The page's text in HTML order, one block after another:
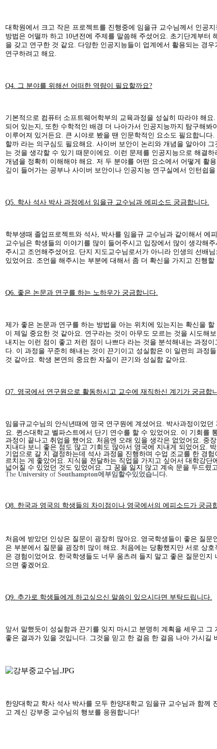
대학원에서 크고 작은 프로젝트를 진행중에 임을규 교수님께서 인공
방법은 어떨까 하고 10년전에 주제를 말씀해 주셨어요. 초기단계부터
을 갖고 연구한 것 같요. 다양한 인공지능들이 업계에서 활용되는 경
연구하려고 해요.
Q4. 그 분야를 위해선 어떠한 역량이 필요할까요?
기본적으로 컴퓨터 소프트웨어학부의 교육과정을 성실히 따라야 해
되어 있는지, 또한 수학적인 배경 더 나아가서 인공지능까지 탐구해
이루어져 있거든요. 큰 시야로 봤을 땐 인문학적인 요소도 필요합니
할까 라는 의구심도 필요해요. 사이버 보안이 논리와 개념을 알아야
는 것을 생각할 수 있기 때문이에요. 이런 문제를 인공지능으로 해결
개념을 정확히 이해해야 해요. 저 두 분야를 어떤 요소에서 어떻게 활
깊이 들어가는 공부나 사이버 보안이나 인공지능 연구실에서 인턴쉽
Q5. 학사 석사 박사 과정에서 임을규 교수님과 에피소드 궁금합니다.
학부생때 졸업프로젝트와 석사, 박사를 임을규 교수님과 같이해서 에
교수님은 학생들의 이야기를 많이 들어주시고 입장에서 많이 생각해
주시고 조언해주셨어요. 단지 지도교수님로서가 아니라 인생의 선배
있었어요. 조언을 해주시는 부분에 대해서 좀 더 확신을 가지고 진행
Q6. 좋은 논문과 연구를 하는 노하우가 궁금합니다.
제가 좋은 논문과 연구를 하는 방법을 아는 위치에 있는지는 확신을
이 제일 중요한 것 같아요. 연구라는 것이 아무도 모르는 것을 시도해
내지는 이런 점이 좋고 저런 점이 나쁘다 라는 것을 분석해내는 과정
다. 이 과정을 꾸준히 해내는 것이 끈기이고 성실함은 이 일련의 과정
것 같아요. 학생 본연의 중요한 자질이 끈기와 성실함 같아요.
Q7. 영국에서 연구원으로 활동하시고 교수에 재직하신 계기가 궁금합
임을규교수님의 안식년때에 영국 연구원에 계셨어요. 박사과정이었
요. 퀸스대학교 벨파스트에서 단기 연수를 할 수 있었어요. 이 기회를
과정이 끝나고 취업을 했어요. 처음엔 오래 있을 생각은 없었어요. 중
지내다 보니 좋은 점도 많고 기회도 많아서 영국에 지내게 되었어요.
기업으로 갈 지 결정하는데 석사 과정을 진행하며 수업 조교를 한 경
르치는 게 좋았어요. 지식을 전달하는 직업을 가지고 싶어서 대학강
넓어질 수 있었던 것도 있었어요. 그 꿈을 잃지 않고 계속 문을 두드렸
The University of Southampton에 부임할수있었습니다.
Q8. 한국과 영국의 학생들의 차이점이나 영국에서의 에피소드가 궁금
처음에 받았던 인상은 질문이 굉장히 많아요. 영국학생들이 좋은 질
은 부분에서 질문을 굉장히 많이 해요. 처음에는 당황했지만 서로 상
은 경험이었어요. 한국학생들도 너무 움츠려 들지 말고 좋은 질문인
으면 좋겠어요.
Q9. 추가로 학생들에게 하고싶으신 말씀이 있으시다면 부탁드립니다.
앞서 말했듯이 성실함과 끈기를 잊지 마시고 분명히 계획을 세우고
좋은 결과가 있을 것입니다. 그것을 믿고 한 걸음 한 걸음 나아 가시길
한양대학교 학사 석사 박사를 모두 한양대학교 임을규 교수님과 함께
고 계신 강부중 교수님의 행보를 응원합니다!